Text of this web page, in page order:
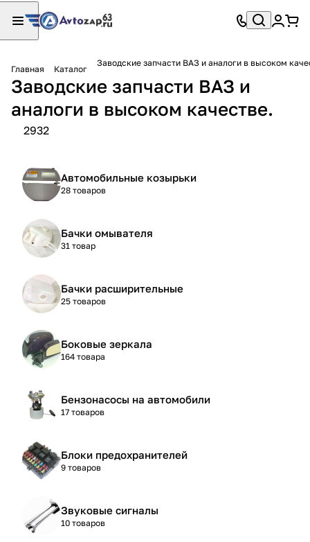
Главная Каталог
Заводские запчасти ВАЗ и аналоги в высоком
Заводские запчасти ВАЗ и
аналоги в высоком качестве.
2932
Автомобильные козырьки
28 товаров
Бачки омывателя
31 товар
Бачки расширительные
25 товаров
Боковые зеркала
164 товара
Бензонасосы на автомобили
17 товаров
Блоки предохранителей
9 товаров
Звуковые сигналы
10 товаров